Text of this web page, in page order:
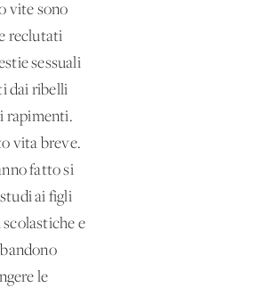
vite sono
reclutati
sessuali
dai ribelli
rapimenti.
vita breve.
fatto si
ai figli
scolastiche e
le